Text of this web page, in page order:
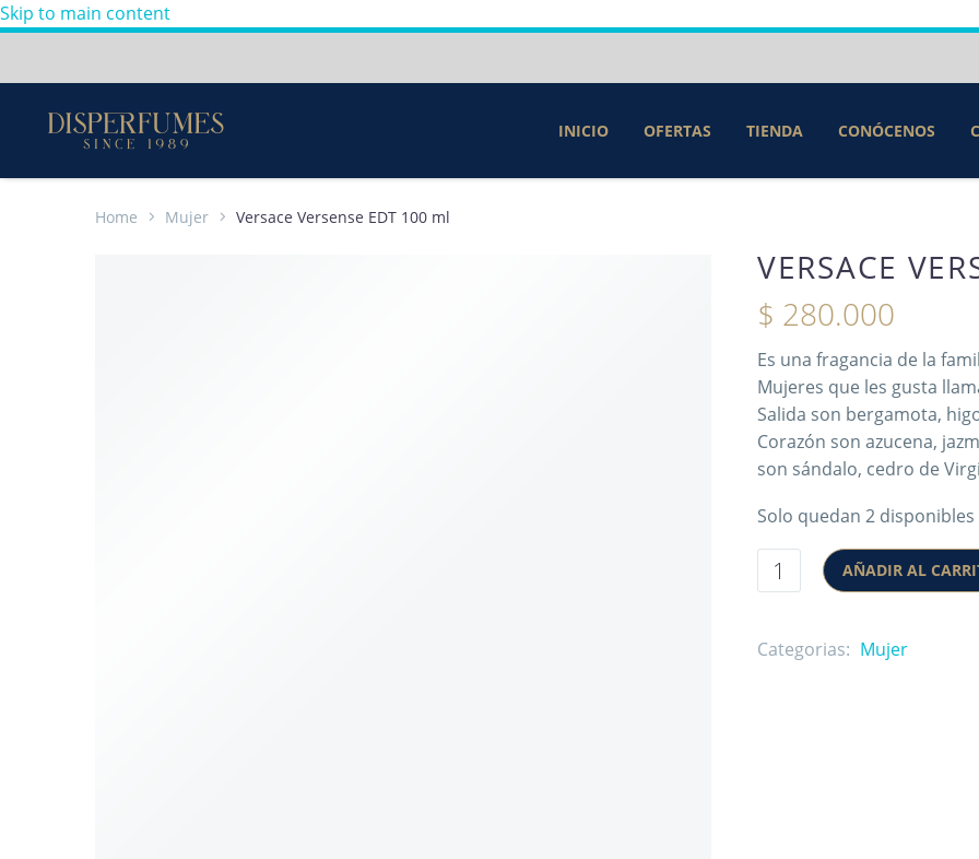
Skip to main content
INICIO OFERTAS TIENDA CONÓCENOS
Home Mujer Versace Versense EDT 100 ml
VERSACE
$ 280.000
Es una fragancia de la
Mujeres que les gusta
Salida son bergamota,
Corazón son azucena,
son sándalo, cedro de
Solo quedan 2 disponibles
AÑADIR AL
Categorias: Mujer